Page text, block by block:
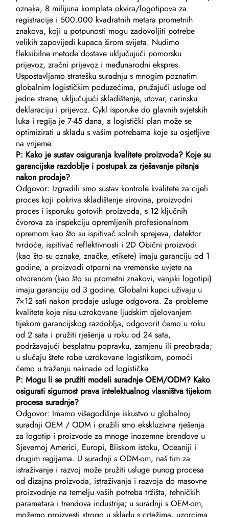
oznaka, 8 milijuna kompleta okvira/logotipova za
registracije i 500.000 kvadratnih metara prometnih
znakova, koji u potpunosti mogu zadovoljiti potrebe
velikih zapovijedi kupaca širom svijeta. Nudimo
fleksibilne metode dostave uključujući pomorsku
prijevoz, zračni prijevoz i međunarodni ekspres.
Uspostavljamo stratešku suradnju s mnogim poznatim
globalnim logističkim poduzećima, pružajući usluge od
jedne strane, uključujući skladištenje, utovar, carinsku
deklaraciju i prijevoz. Cykl isporuke do glavnih svjetskih
luka i regija je 7-45 dana, a logistički plan može se
optimizirati u skladu s vašim potrebama koje su osjetljive
na vrijeme.
P: Kako je sustav osiguranja kvalitete proizvoda? Koje su
garancijske razdoblje i postupak za rješavanje pitanja
nakon prodaje?
Odgovor: Izgradili smo sustav kontrole kvalitete za cijeli
proces koji pokriva skladištenje sirovina, proizvodni
proces i isporuku gotovih proizvoda, s 12 ključnih
čvorova za inspekciju opremljenih profesionalnom
opremom kao što su ispitivač solnih sprejeva, detektor
tvrdoće, ispitivač reflektivnosti i 2D Obični proizvodi
(kao što su oznake, značke, etikete) imaju garanciju od 1
godine, a proizvodi otporni na vremenske uvjete na
otvorenom (kao što su prometni znakovi, vanjski logotipi)
imaju garanciju od 3 godine. Globalni kupci uživaju u
7×12 sati nakon prodaje usluge odgovora. Za probleme
kvalitete koje nisu uzrokovane ljudskim djelovanjem
tijekom garancijskog razdoblja, odgovorit ćemo u roku
od 2 sata i pružiti rješenja u roku od 24 sata,
podržavajući besplatnu popravku, zamjenu ili preobrada;
u slučaju štete robe uzrokovane logistikom, pomoći
ćemo u traženju naknade od logističke
P: Mogu li se pružiti modeli suradnje OEM/ODM? Kako
osigurati sigurnost prava intelektualnog vlasništva tijekom
procesa suradnje?
Odgovor: Imamo višegodišnje iskustvo u globalnoj
suradnji OEM / ODM i pružili smo ekskluzivna rješenja
za logotip i proizvode za mnoge inozemne brendove u
Sjevernoj Americi, Europi, Bliskom istoku, Oceaniji i
drugim regijama. U suradnji s ODM-om, naš tim za
istraživanje i razvoj može pružiti usluge punog procesa
od dizajna proizvoda, istraživanja i razvoja do masovne
proizvodnje na temelju vaših potreba tržišta, tehničkih
parametara i trendova industrije; u suradnji s OEM-om,
možemo proizvesti strogo u skladu s crtežima, uzorcima